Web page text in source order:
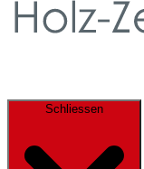
Schliessen